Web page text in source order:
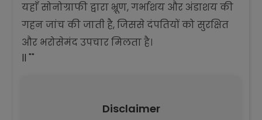
यहाँ सोनोग्राफी द्वारा भ्रूण, गर्भाशय और अंडाशय की
गहन जांच की जाती है, जिससे दंपतियों को सुरक्षित
और भरोसेमंद उपचार मिलता है।
|| ""
Disclaimer